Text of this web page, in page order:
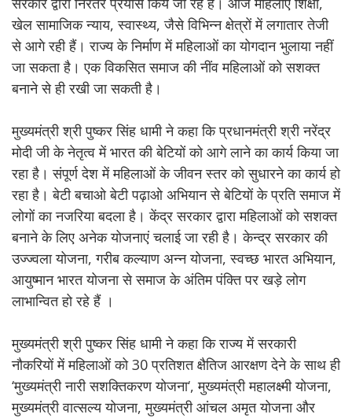
खेल सामाजिक न्याय, स्वास्थ्य, जैसे विभिन्न क्षेत्रों में लगातार तेजी
से आगे रही हैं। राज्य के निर्माण में महिलाओं का योगदान भुलाया नहीं
जा सकता है। एक विकसित समाज की नींव महिलाओं को सशक्त
बनाने से ही रखी जा सकती है।
मुख्यमंत्री श्री पुष्कर सिंह धामी ने कहा कि प्रधानमंत्री श्री नरेंद्र
मोदी जी के नेतृत्व में भारत की बेटियों को आगे लाने का कार्य किया जा
रहा है। संपूर्ण देश में महिलाओं के जीवन स्तर को सुधारने का कार्य हो
रहा है। बेटी बचाओ बेटी पढ़ाओ अभियान से बेटियों के प्रति समाज में
लोगों का नजरिया बदला है। केंद्र सरकार द्वारा महिलाओं को सशक्त
बनाने के लिए अनेक योजनाएं चलाई जा रही है। केन्द्र सरकार की
उज्ज्वला योजना, गरीब कल्याण अन्न योजना, स्वच्छ भारत अभियान,
आयुष्मान भारत योजना से समाज के अंतिम पंक्ति पर खड़े लोग
लाभान्वित हो रहे हैं ।
मुख्यमंत्री श्री पुष्कर सिंह धामी ने कहा कि राज्य में सरकारी
नौकरियों में महिलाओं को 30 प्रतिशत क्षैतिज आरक्षण देने के साथ ही
‘मुख्यमंत्री नारी सशक्तिकरण योजना‘, मुख्यमंत्री महालक्ष्मी योजना,
मुख्यमंत्री वात्सल्य योजना, मुख्यमंत्री आंचल अमृत योजना और